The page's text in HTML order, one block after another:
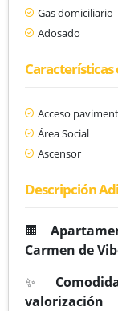
Gas domiciliario
Adosado
Acceso
Área Social
Ascensor
Descripción
🏢
Carmen de
✨
valorización